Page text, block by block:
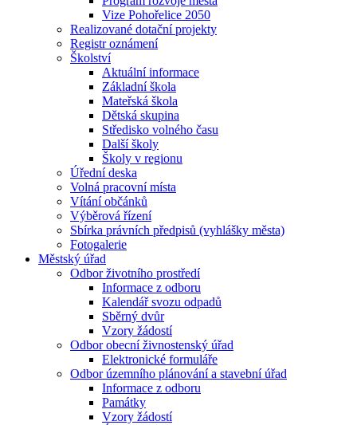
Vize Pohořelice 2050
Realizované dotační projekty
Registr oznámení
Školství
Aktuální informace
Základní škola
Mateřská škola
Dětská skupina
Středisko volného času
Další školy
Školy v regionu
Úřední deska
Volná pracovní místa
Vítání občánků
Výběrová řízení
Sbírka právních předpisů (vyhlášky města)
Fotogalerie
Městský úřad
Odbor životního prostředí
Informace z odboru
Kalendář svozu odpadů
Sběrný dvůr
Vzory žádostí
Odbor obecní živnostenský úřad
Elektronické formuláře
Odbor územního plánování a stavební úřad
Informace z odboru
Památky
Vzory žádostí